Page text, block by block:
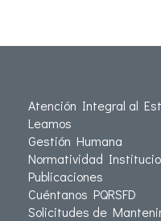
Atención Integral al
Leamos
Gestión Humana
Normatividad
Publicaciones
Cuéntanos PQRSFD
Solicitudes de